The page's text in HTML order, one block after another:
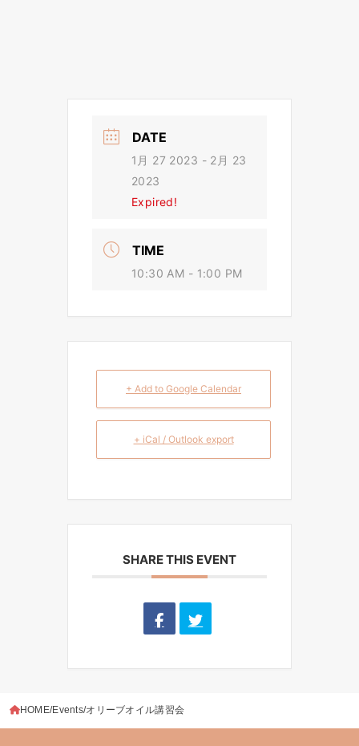
DATE
1月 27 2023 - 2月 23
2023
Expired!
TIME
10:30 AM - 1:00 PM
+ Add to Google Calendar
+ iCal / Outlook export
SHARE THIS EVENT
HOME Events オリーブオイル講習会